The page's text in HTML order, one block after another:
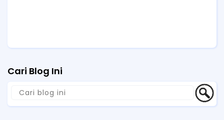
Cari Blog Ini